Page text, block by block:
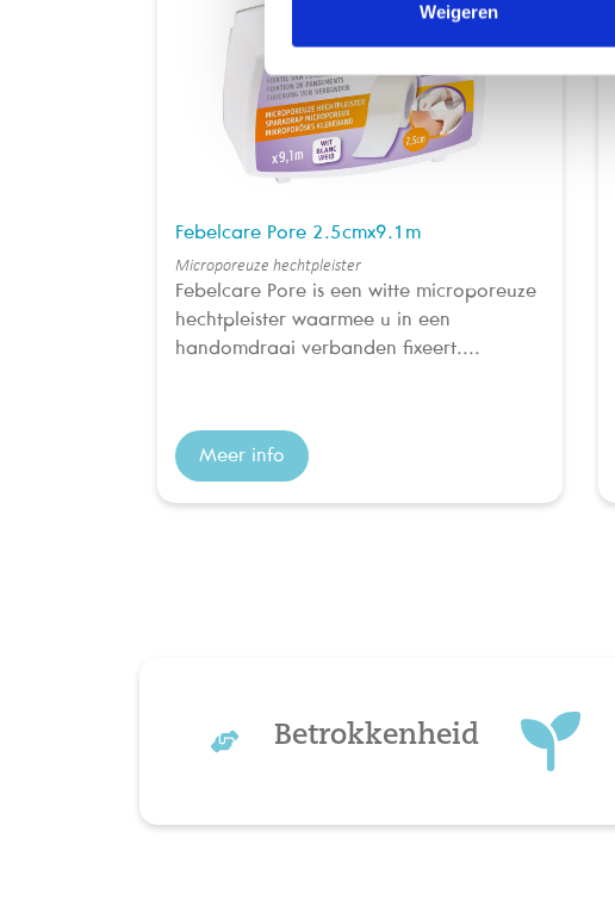
Weigeren
Febelcare Pore 2.5cmx9.1m
Microporeuze hechtpleister
Febelcare Pore is een witte microporeuze
hechtpleister waarmee u in een
handomdraai verbanden fixeert....
Meer info
Betrokkenheid